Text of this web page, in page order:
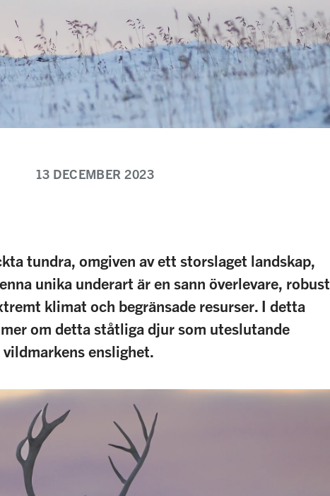
13 DECEMBER 2023
tundra, omgiven av ett storslaget landskap,
unika underart är en sann överlevare, robust
klimat och begränsade resurser. I detta
om detta ståtliga djur som uteslutande
enslighet.